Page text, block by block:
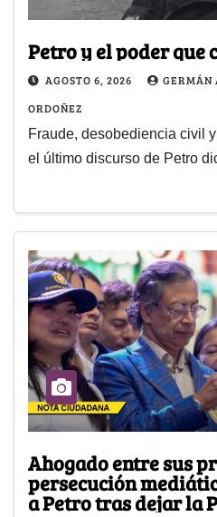
Petro y el poder que
AGOSTO 6, 2026
GERMÁN
ORDOÑEZ
Fraude, desobediencia civil
el último discurso de Petro
Ahogado entre sus
persecución
a Petro tras dejar la